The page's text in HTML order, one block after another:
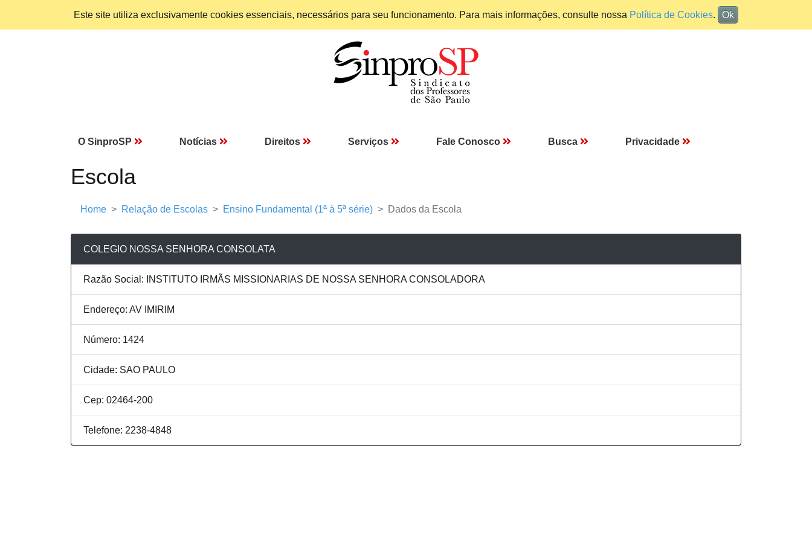
Este site utiliza exclusivamente cookies essenciais, necessários para seu funcionamento. Para mais informações, consulte nossa Política de Cookies. Ok
O SinproSP Notícias Direitos Serviços Fale Conosco Busca Privacidade
Escola
Home Relação de Escolas Ensino Fundamental (1ª à 5ª série) Dados da Escola
COLEGIO NOSSA SENHORA CONSOLATA
Razão Social: INSTITUTO IRMÃS MISSIONARIAS DE NOSSA SENHORA CONSOLADORA
Endereço: AV IMIRIM
Número: 1424
Cidade: SAO PAULO
Cep: 02464-200
Telefone: 2238-4848